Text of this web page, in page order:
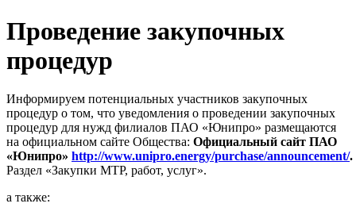
Проведение закупочных
процедур
Информируем потенциальных участников закупочных
процедур о том, что уведомления о проведении закупочных
процедур для нужд филиалов ПАО «Юнипро» размещаются
на официальном сайте Общества: Официальный сайт ПАО
«Юнипро» http://www.unipro.energy/purchase/announcement/.
Раздел «Закупки МТР, работ, услуг».
а также: